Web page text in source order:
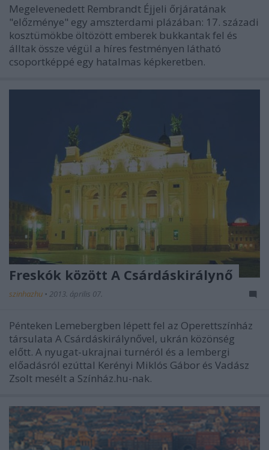
Megelevenedett Rembrandt Éjjeli őrjáratának
"előzménye" egy amszterdami plázában: 17. századi
kosztümökbe öltözött emberek bukkantak fel és
álltak össze végül a híres festményen látható
csoportképpé egy hatalmas képkeretben.
Freskók között A Csárdáskirálynő
szinhazhu • 2013. április 07.
Pénteken Lemebergben lépett fel az Operettszínház
társulata A Csárdáskirálynővel, ukrán közönség
előtt. A nyugat-ukrajnai turnéról és a lembergi
előadásról ezúttal Kerényi Miklós Gábor és Vadász
Zsolt mesélt a Színház.hu-nak.